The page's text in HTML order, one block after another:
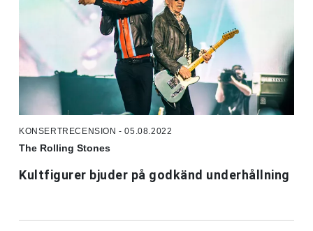
KONSERTRECENSION - 05.08.2022
The Rolling Stones
Kultfigurer bjuder på godkänd underhållning